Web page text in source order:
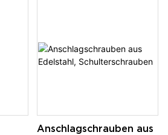
Anschlagschrauben aus